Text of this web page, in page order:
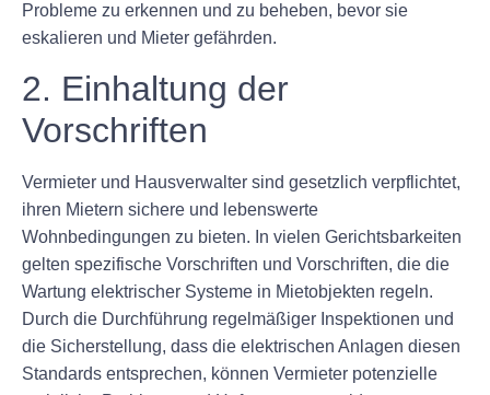
Probleme zu erkennen und zu beheben, bevor sie
eskalieren und Mieter gefährden.
2. Einhaltung der
Vorschriften
Vermieter und Hausverwalter sind gesetzlich verpflichtet,
ihren Mietern sichere und lebenswerte
Wohnbedingungen zu bieten. In vielen Gerichtsbarkeiten
gelten spezifische Vorschriften und Vorschriften, die die
Wartung elektrischer Systeme in Mietobjekten regeln.
Durch die Durchführung regelmäßiger Inspektionen und
die Sicherstellung, dass die elektrischen Anlagen diesen
Standards entsprechen, können Vermieter potenzielle